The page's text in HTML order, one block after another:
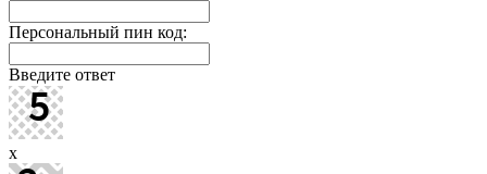
Персональный пин код:
Введите ответ
x